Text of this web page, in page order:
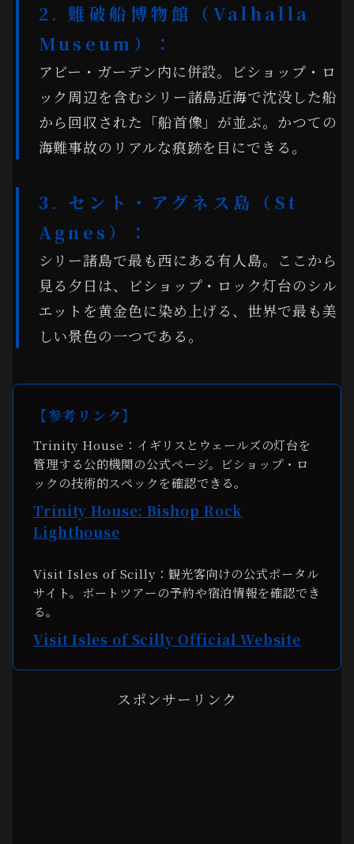
2. 難破船博物館（Valhalla
Museum）：
アビー・ガーデン内に併設。ビショップ・ロ
ック周辺を含むシリー諸島近海で沈没した船
から回収された「船首像」が並ぶ。かつての
海難事故のリアルな痕跡を目にできる。
3. セント・アグネス島（St
Agnes）：
シリー諸島で最も西にある有人島。ここから
見る夕日は、ビショップ・ロック灯台のシル
エットを黄金色に染め上げる、世界で最も美
しい景色の一つである。
【参考リンク】
Trinity House：イギリスとウェールズの灯台を
管理する公的機関の公式ページ。ビショップ・ロ
ックの技術的スペックを確認できる。
Trinity House: Bishop Rock
Lighthouse
Visit Isles of Scilly：観光客向けの公式ポータル
サイト。ボートツアーの予約や宿泊情報を確認でき
る。
Visit Isles of Scilly Official Website
スポンサーリンク